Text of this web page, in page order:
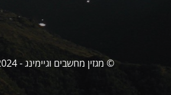
© מגזין מחשבים וגיימינג - PCPlus 2024